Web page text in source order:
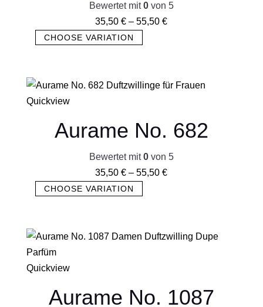
Bewertet mit0von 5
35,50€ –55,50€
CHOOSE VARIATION
Quickview
Aurame No. 682
Bewertet mit0von 5
35,50€ –55,50€
CHOOSE VARIATION
Quickview
Aurame No. 1087